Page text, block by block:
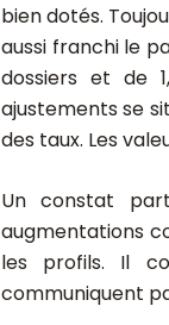
bien dotés.
aussi franchi le
dossiers et de
ajustements se
des taux. Les
Un constat
augmentations
les profils. Il
communiquent